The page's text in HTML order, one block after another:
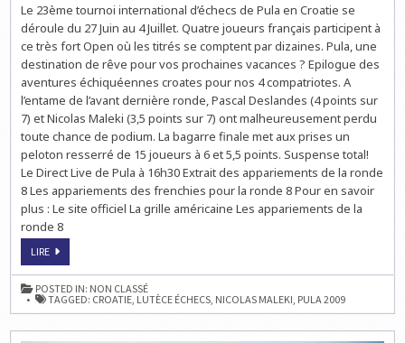
23ÈME
D’ÉCHECS
PULA:
LA
RONDE
8
EN
LIVE
À
Le 23ème tournoi international d’échecs de Pula en Croatie se
déroule du 27 Juin au 4 Juillet. Quatre joueurs français participent à
ce très fort Open où les titrés se comptent par dizaines. Pula, une
destination de rêve pour vos prochaines vacances ? Epilogue des
aventures échiquéennes croates pour nos 4 compatriotes. A
l’entame de l’avant dernière ronde, Pascal Deslandes (4 points sur
7) et Nicolas Maleki (3,5 points sur 7) ont malheureusement perdu
toute chance de podium. La bagarre finale met aux prises un
peloton resserré de 15 joueurs à 6 et 5,5 points. Suspense total!
Le Direct Live de Pula à 16h30 Extrait des appariements de la ronde
8 Les appariements des frenchies pour la ronde 8 Pour en savoir
plus : Le site officiel La grille américaine Les appariements de la
ronde 8
LIRELE
TOURNOI
D’ÉCHECS
DE
PULA:
LA
POSTED IN: NON CLASSÉ
TAGGED: CROATIE LUTÈCE ÉCHECS NICOLAS MALEKI PULA 2009